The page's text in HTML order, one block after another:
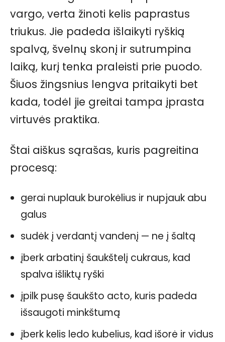
vargo, verta žinoti kelis paprastus
triukus. Jie padeda išlaikyti ryškią
spalvą, švelnų skonį ir sutrumpina
laiką, kurį tenka praleisti prie puodo.
Šiuos žingsnius lengva pritaikyti bet
kada, todėl jie greitai tampa įprasta
virtuvės praktika.
Štai aiškus sąrašas, kuris pagreitina
procesą:
gerai nuplauk burokėlius ir nupjauk abu
galus
sudėk į verdantį vandenį — ne į šaltą
įberk arbatinį šaukštelį cukraus, kad
spalva išliktų ryški
įpilk pusę šaukšto acto, kuris padeda
išsaugoti minkštumą
įberk kelis ledo kubelius, kad išorė ir vidus